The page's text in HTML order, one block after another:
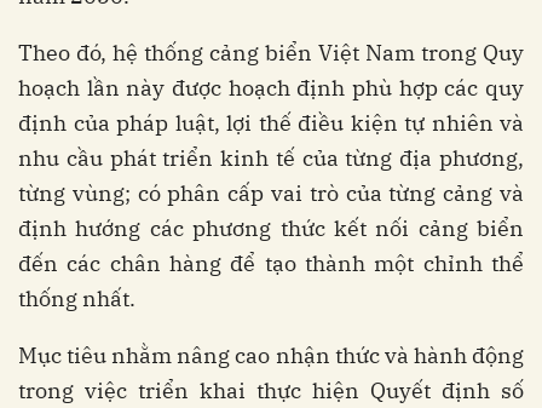
Theo đó, hệ thống cảng biển Việt Nam trong Quy
hoạch lần này được hoạch định phù hợp các quy
định của pháp luật, lợi thế điều kiện tự nhiên và
nhu cầu phát triển kinh tế của từng địa phương,
từng vùng; có phân cấp vai trò của từng cảng và
định hướng các phương thức kết nối cảng biển
đến các chân hàng để tạo thành một chỉnh thể
thống nhất.
Mục tiêu nhằm nâng cao nhận thức và hành động
trong việc triển khai thực hiện Quyết định số